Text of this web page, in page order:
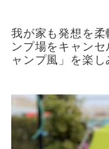
我が家も発想を
ンプ場をキャン
ャンプ風」を楽